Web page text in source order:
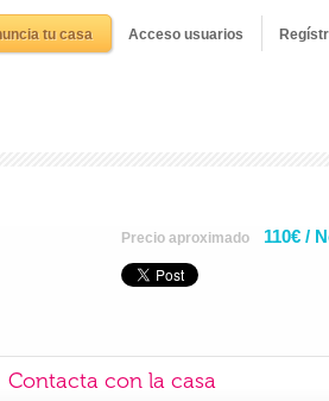
tu casa Acceso usuarios
Precio aproximado 110€ /
Contacta con la casa